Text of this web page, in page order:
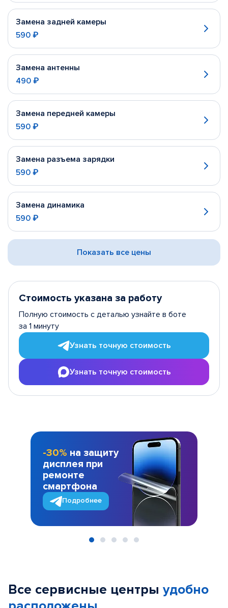
Замена задней камеры
590 ₽
Замена антенны
490 ₽
Замена передней камеры
590 ₽
Замена разъема зарядки
590 ₽
Замена динамика
590 ₽
Показать все цены
Стоимость указана за работу
Полную стоимость с деталью узнайте в боте
за 1 минуту
Узнать точную стоимость
Узнать точную стоимость
-30% на защиту
дисплея при
ремонте
смартфона
Подробнее
Все сервисные центры удобно